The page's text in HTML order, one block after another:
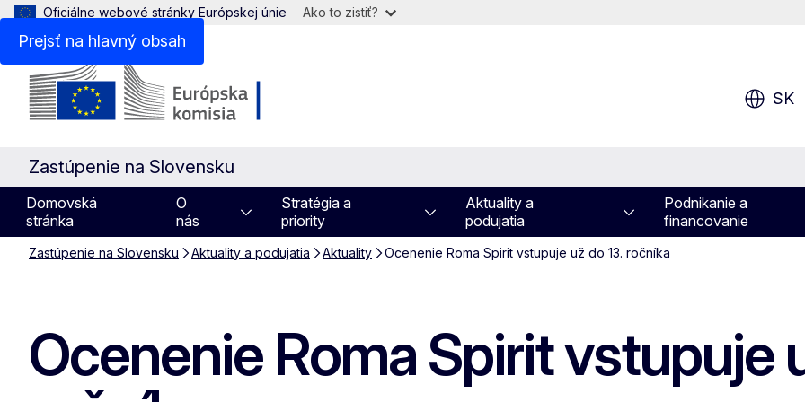
Prejsť na hlavný obsah
Oficiálne webové stránky Európskej únie Ako to zistiť?
SK
Zastúpenie na Slovensku
Domovská
stránka
O
nás
Stratégia a
priority
Aktuality a
podujatia
Podnikanie a
financovanie
Zastúpenie na Slovensku Aktuality a podujatia Aktuality Ocenenie Roma Spirit vstupuje už do 13. ročníka
Ocenenie Roma Spirit vstupuje